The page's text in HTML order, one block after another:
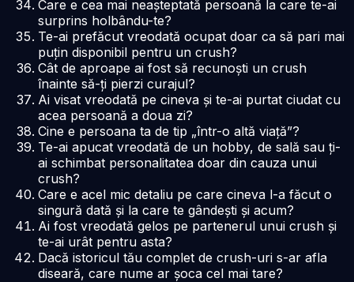
Care e cea mai neașteptată persoană la care te-ai
surprins holbându-te?
Te-ai prefăcut vreodată ocupat doar ca să pari mai
puțin disponibil pentru un crush?
Cât de aproape ai fost să recunoști un crush
înainte să-ți pierzi curajul?
Ai visat vreodată pe cineva și te-ai purtat ciudat cu
acea persoană a doua zi?
Cine e persoana ta de tip „într-o altă viață”?
Te-ai apucat vreodată de un hobby, de sală sau ți-
ai schimbat personalitatea doar din cauza unui
crush?
Care e acel mic detaliu pe care cineva l-a făcut o
singură dată și la care te gândești și acum?
Ai fost vreodată gelos pe partenerul unui crush și
te-ai urât pentru asta?
Dacă istoricul tău complet de crush-uri s-ar afla
diseară, care nume ar șoca cel mai tare?